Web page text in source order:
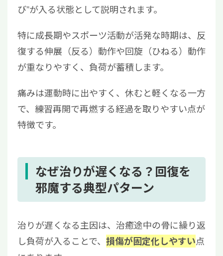
び”が入る状態として説明されます。
特に成長期やスポーツ活動が活発な時期は、反
復する伸展（反る）動作や回旋（ひねる）動作
が重なりやすく、負荷が蓄積します。
痛みは運動時に出やすく、休むと軽くなる一方
で、練習再開で再燃する経過を取りやすい点が
特徴です。
なぜ治りが遅くなる？回復を
邪魔する典型パターン
治りが遅くなる主因は、治癒途中の骨に繰り返
し負荷が入ることで、 損傷が固定化しやすい点